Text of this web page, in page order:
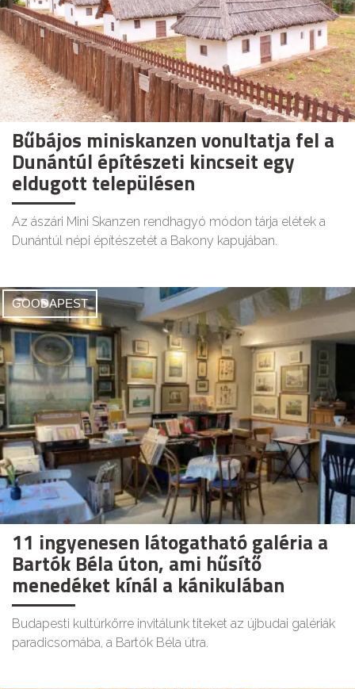
Bűbájos miniskanzen vonultatja fel a
Dunántúl építészeti kincseit egy
eldugott településen
Az ászári Mini Skanzen rendhagyó módon tárja elétek a
Dunántúl népi építészetét a Bakony kapujában.
GOODAPEST
11 ingyenesen látogatható galéria a
Bartók Béla úton, ami hűsítő
menedéket kínál a kánikulában
Budapesti kultúrkörre invitálunk titeket az újbudai galériák
paradicsomába, a Bartók Béla útra.